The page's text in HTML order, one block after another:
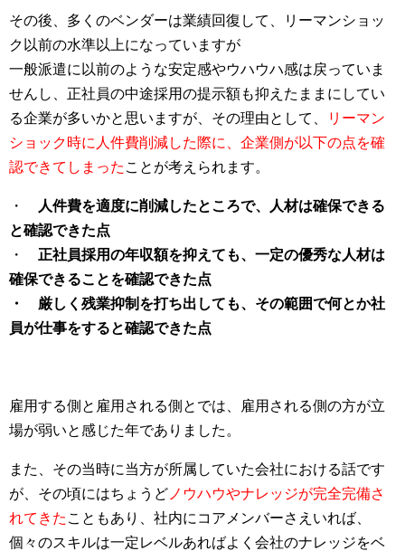
その後、多くのベンダーは業績回復して、リーマンショッ
ク以前の水準以上になっていますが
一般派遣に以前のような安定感やウハウハ感は戻っていま
せんし、正社員の中途採用の提示額も抑えたままにしてい
る企業が多いかと思いますが、その理由として、
リーマン
ショック時に人件費削減した際に、企業側が以下の点を確
認できてしまった ことが考えられます。
・
人件費を適度に削減したところで、人材は確保できる
と確認できた点
・ 正社員採用の年収額を抑えても、一定の優秀な人材は
確保できることを確認できた点
・ 厳しく残業抑制を打ち出しても、その範囲で何とか社
員が仕事をすると確認できた点
雇用する側と雇用される側とでは、雇用される側の方が立
場が弱いと感じた年でありました。
また、その当時に当方が所属していた会社における話です
が、その頃にはちょうど ノウハウやナレッジが完全完備さ
れてきた こともあり、社内にコアメンバーさえいれば、
個々のスキルは一定レベルあればよく会社のナレッジをベ